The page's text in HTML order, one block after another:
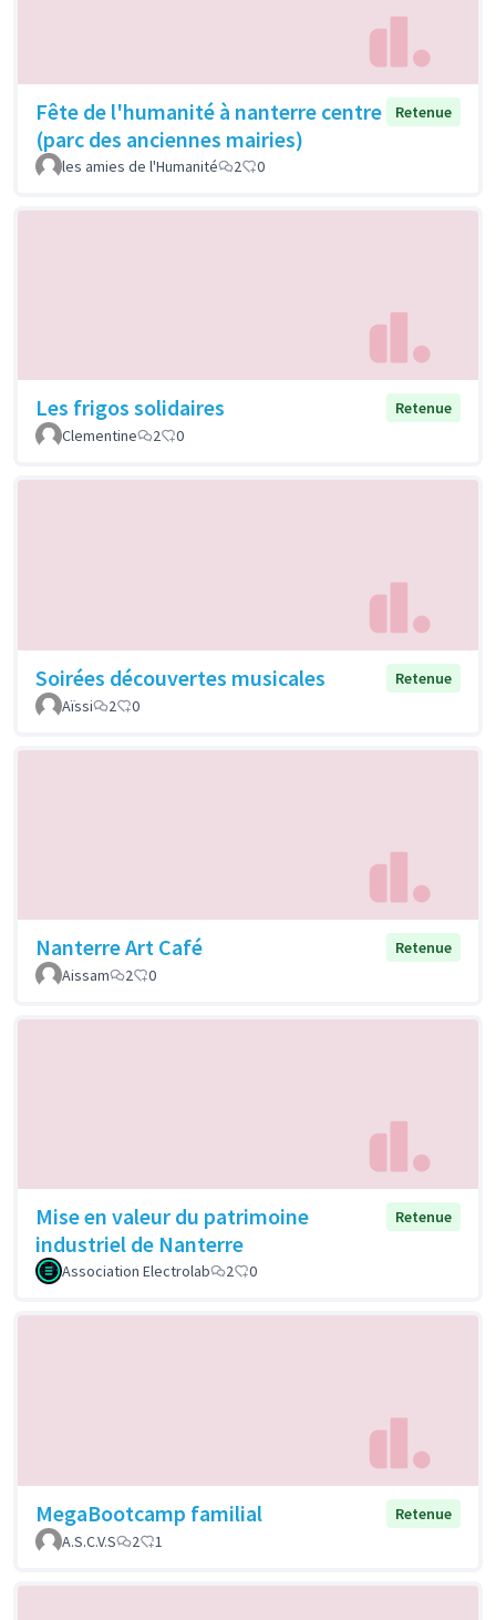
Fête de l'humanité à nanterre centre
(parc des anciennes mairies)
Retenue
les amies de l'Humanité 2 0
Les frigos solidaires
Retenue
Clementine
2 0
Soirées découvertes musicales
Retenue
Aïssi
2 0
Nanterre Art Café
Retenue
Aissam
2 0
Mise en valeur du patrimoine
industriel de Nanterre
Retenue
Association Electrolab 2 0
MegaBootcamp familial
Retenue
A.S.C.V.S
2 1